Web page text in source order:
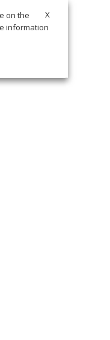
X
on the
information